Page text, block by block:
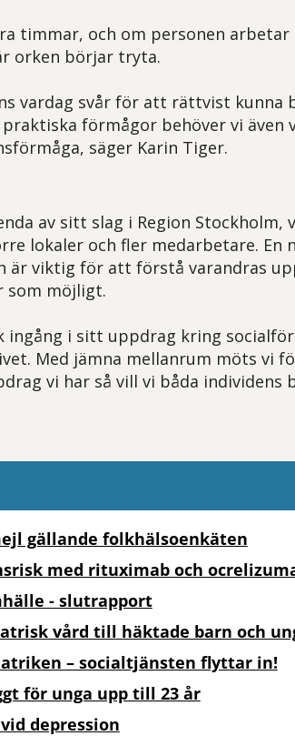
timmar, och om personen arbetar
orken börjar tryta.
vardag svår för att rättvist kunna
förmågor behöver vi även
säger Karin Tiger.
av sitt slag i Region
lokaler och fler medarbetare. En
är viktig för att förstå varandras
som möjligt.
ingång i sitt uppdrag kring
Med jämna mellanrum möts vi
vi har så vill vi båda individens
gällande folkhälsoenkäten
med rituximab och
- slutrapport
vård till häktade barn och
– socialtjänsten flyttar in!
för unga upp till 23 år
depression